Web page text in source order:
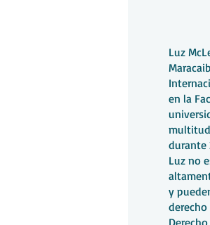
Luz
en la
multitud
durante
Luz no
y